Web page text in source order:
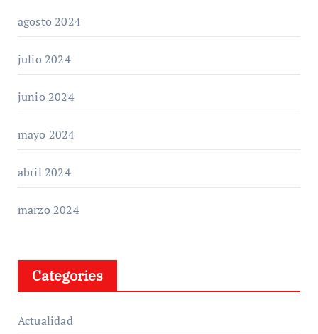
agosto 2024
julio 2024
junio 2024
mayo 2024
abril 2024
marzo 2024
Categories
Actualidad